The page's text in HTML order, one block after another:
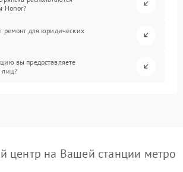
Honor?
ремонт для юридических
вы предоставляете
лиц?
центр на Вашей станции метро